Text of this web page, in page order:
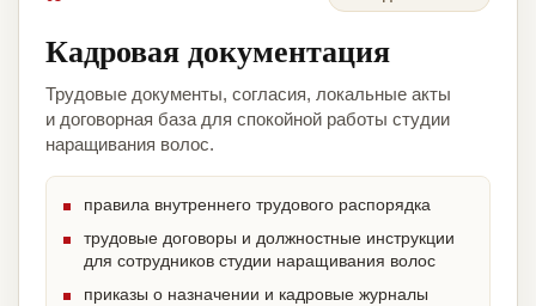
Кадровая документация
Трудовые документы, согласия, локальные акты
и договорная база для спокойной работы студии
наращивания волос.
правила внутреннего трудового распорядка
трудовые договоры и должностные инструкции
для сотрудников студии наращивания волос
приказы о назначении и кадровые журналы